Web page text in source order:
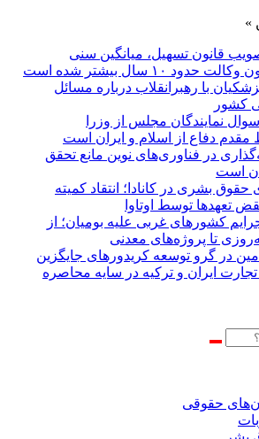
»
قانون تسهیل، میانگین سنی
۱۰ سال بیشتر شده است
با رهبرانقلاب درباره مسائل
کشور
دفاع از اسلام و ایران است
در فناوری‌های نوین مانع تحقق
است
بشری در کانادا؛ انتقاد کمیته
تعهد‌ها توسط اوتاوا
کشور‌های غربی علیه بومیان؛ از
تا پروژه‌های معدنی
در گرو توسعه کریدورهای جایگزین
تجارت ایران و ترکیه در سایه محاصره
حقوقی